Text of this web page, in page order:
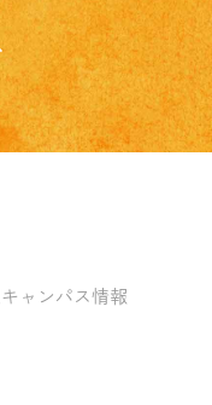
ャンパス情報